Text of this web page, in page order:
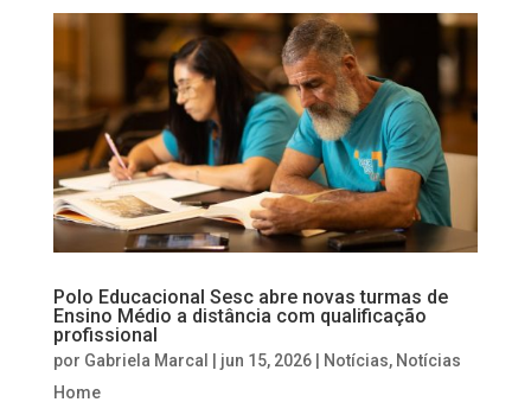
Polo Educacional Sesc abre novas turmas de
Ensino Médio a distância com qualificação
profissional
por Gabriela Marcal jun 15, 2026| Notícias, Notícias
Home